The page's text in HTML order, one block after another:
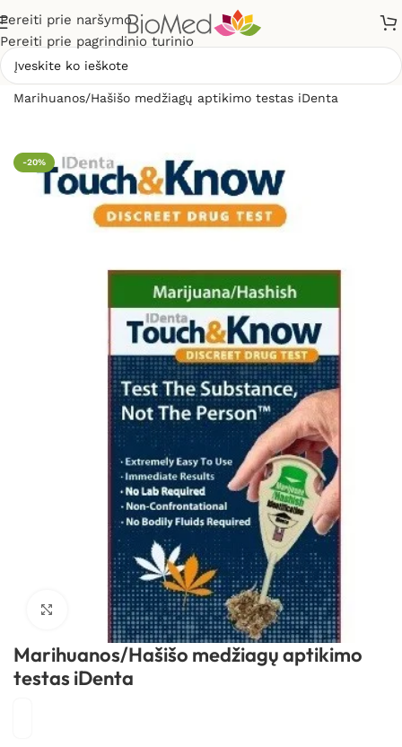
Pereiti prie naršymo
Pereiti prie pagrindinio turinio
Marihuanos/Hašišo medžiagų aptikimo testas iDenta
-20%
Spustelėkite, kad padidintumėte
Marihuanos/Hašišo medžiagų aptikimo
testas iDenta